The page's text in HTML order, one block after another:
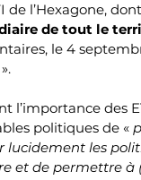
de l’Hexagone,
de tout le
le 4
».
l’importance des
politiques de «
lucidement les
et de permettre à